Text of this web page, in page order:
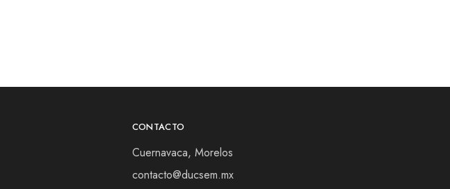
CONTACTO
Cuernavaca, Morelos
contacto@ducsem.mx